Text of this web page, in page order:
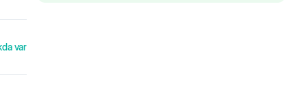
var